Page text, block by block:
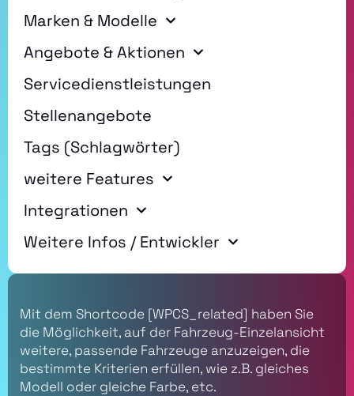
Marken & Modelle
Angebote & Aktionen
Servicedienstleistungen
Stellenangebote
Tags (Schlagwörter)
weitere Features
Integrationen
Weitere Infos / Entwickler
Mit dem Shortcode [WPCS_related] haben Sie
die Möglichkeit, auf der Fahrzeug-Einzelansicht
weitere, passende Fahrzeuge anzuzeigen, die
bestimmte Kriterien erfüllen, wie z.B. gleiches
Modell oder gleiche Farbe, etc.